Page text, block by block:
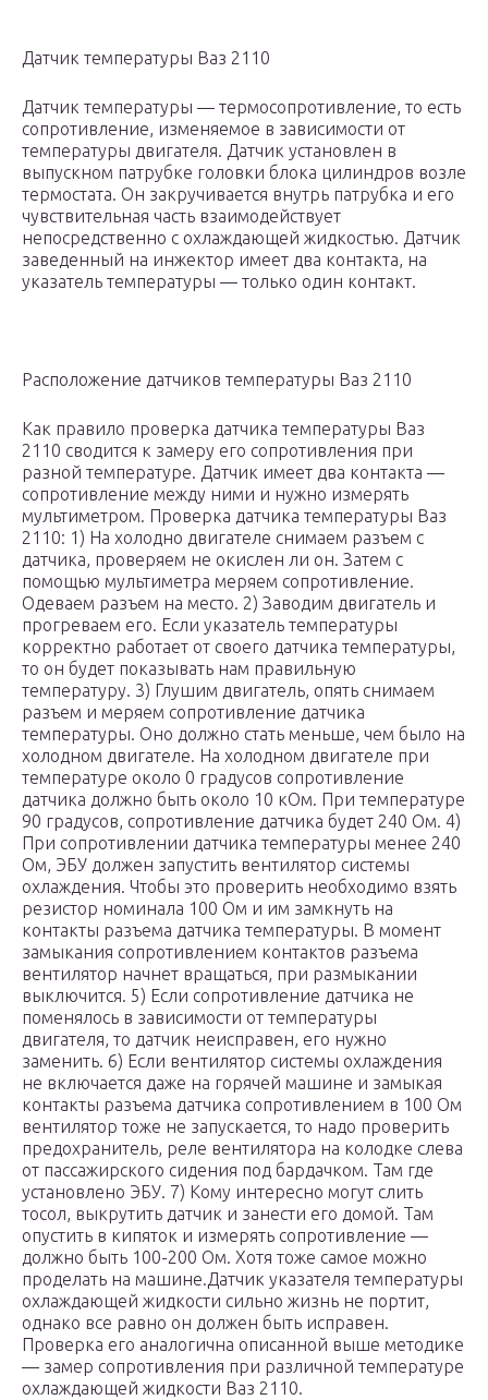
Датчик температуры Ваз 2110
Датчик температуры — термосопротивление, то есть
сопротивление, изменяемое в зависимости от
температуры двигателя. Датчик установлен в
выпускном патрубке головки блока цилиндров возле
термостата. Он закручивается внутрь патрубка и его
чувствительная часть взаимодействует
непосредственно с охлаждающей жидкостью. Датчик
заведенный на инжектор имеет два контакта, на
указатель температуры — только один контакт.
Расположение датчиков температуры Ваз 2110
Как правило проверка датчика температуры Ваз
2110 сводится к замеру его сопротивления при
разной температуре. Датчик имеет два контакта —
сопротивление между ними и нужно измерять
мультиметром. Проверка датчика температуры Ваз
2110: 1) На холодно двигателе снимаем разъем с
датчика, проверяем не окислен ли он. Затем с
помощью мультиметра меряем сопротивление.
Одеваем разъем на место. 2) Заводим двигатель и
прогреваем его. Если указатель температуры
корректно работает от своего датчика температуры,
то он будет показывать нам правильную
температуру. 3) Глушим двигатель, опять снимаем
разъем и меряем сопротивление датчика
температуры. Оно должно стать меньше, чем было на
холодном двигателе. На холодном двигателе при
температуре около 0 градусов сопротивление
датчика должно быть около 10 кОм. При температуре
90 градусов, сопротивление датчика будет 240 Ом. 4)
При сопротивлении датчика температуры менее 240
Ом, ЭБУ должен запустить вентилятор системы
охлаждения. Чтобы это проверить необходимо взять
резистор номинала 100 Ом и им замкнуть на
контакты разъема датчика температуры. В момент
замыкания сопротивлением контактов разъема
вентилятор начнет вращаться, при размыкании
выключится. 5) Если сопротивление датчика не
поменялось в зависимости от температуры
двигателя, то датчик неисправен, его нужно
заменить. 6) Если вентилятор системы охлаждения
не включается даже на горячей машине и замыкая
контакты разъема датчика сопротивлением в 100 Ом
вентилятор тоже не запускается, то надо проверить
предохранитель, реле вентилятора на колодке слева
от пассажирского сидения под бардачком. Там где
установлено ЭБУ. 7) Кому интересно могут слить
тосол, выкрутить датчик и занести его домой. Там
опустить в кипяток и измерять сопротивление —
должно быть 100-200 Ом. Хотя тоже самое можно
проделать на машине.Датчик указателя температуры
охлаждающей жидкости сильно жизнь не портит,
однако все равно он должен быть исправен.
Проверка его аналогична описанной выше методике
— замер сопротивления при различной температуре
охлаждающей жидкости Ваз 2110.